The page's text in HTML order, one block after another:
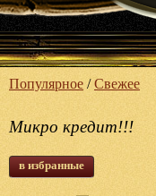
Популярное /Свежее
Микро кредит!!!
в избранные